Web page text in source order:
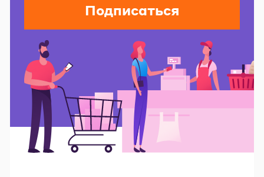
Подписаться